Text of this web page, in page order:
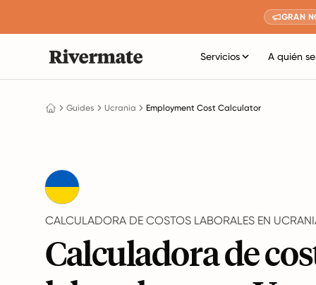
GRAN
Servicios A quién
Guides Ucrania Employment Cost Calculator
CALCULADORA DE COSTOS LABORALES EN
Calculadora de